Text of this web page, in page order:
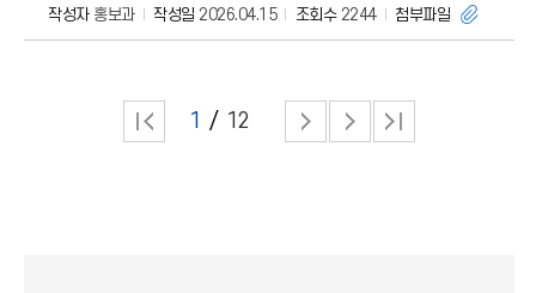
작성자홍보과 작성일 2026.04.15 조회수2244 첨부파일
1 12